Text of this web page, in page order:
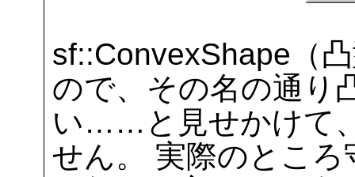
sf::ConvexShape（
ので、その名の通り
い……と見せかけて
せん。 実際のとこ